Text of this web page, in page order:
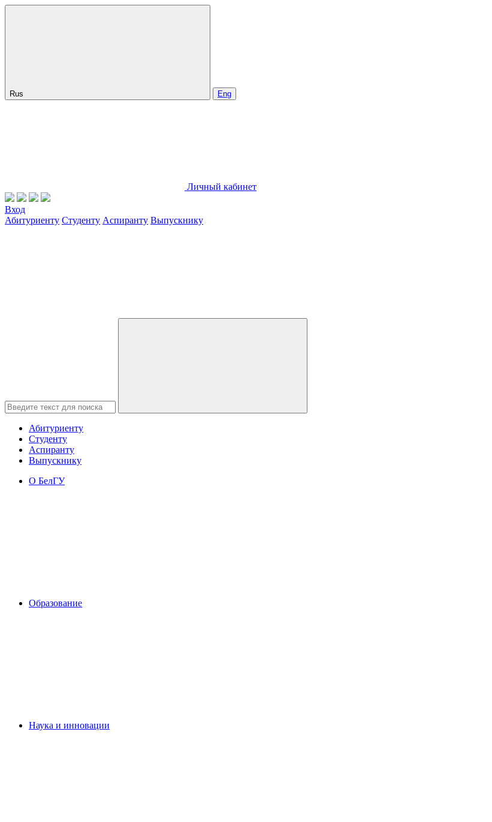
Rus Eng
Личный кабинет
Вход
Абитуриенту Студенту Аспиранту Выпускнику
Абитуриенту
Студенту
Аспиранту
Выпускнику
О БелГУ
Образование
Наука и инновации